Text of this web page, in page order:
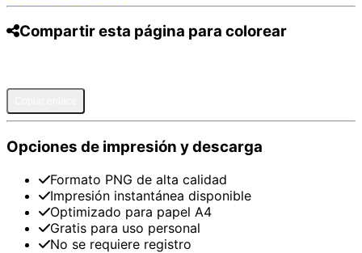
Compartir esta página para colorear
Opciones de impresión y descarga
Formato PNG de alta calidad
Impresión instantánea disponible
Optimizado para papel A4
Gratis para uso personal
No se requiere registro